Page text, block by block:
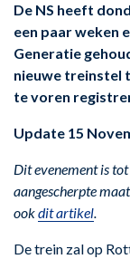
De NS heeft
een paar weken
Generatie
nieuwe treinstel
te voren
Update 15
Dit evenement is
aangescherpte
ookdit artikel.
De trein zal op